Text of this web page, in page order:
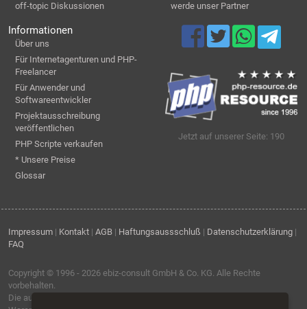
off-topic Diskussionen
werde unser Partner
Informationen
Über uns
Für Internetagenturen und PHP-
Freelancer
Für Anwender und
Softwareentwickler
Projektausschreibung
veröffentlichen
PHP Scripte verkaufen
* Unsere Preise
Glossar
Jetzt auf unserer Seite: 190
Impressum | Kontakt | AGB | Haftungsaussschluß | Datenschutzerklärung |
FAQ
Copyright © 1996 - 2026 ebiz-consult GmbH & Co. KG. Alle Rechte
vorbehalten.
Die auf dieser Seite verwendeten Produktbezeichnungen, Namen und